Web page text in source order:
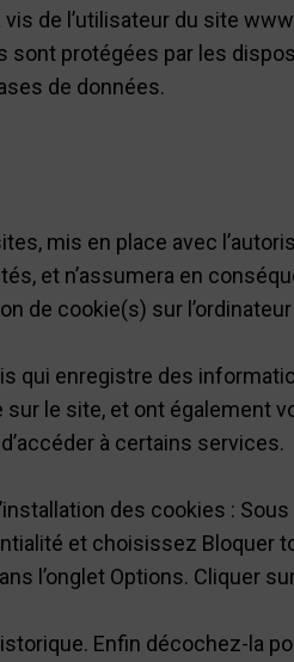
de l’utilisateur du site
sont protégées par les
de données.
mis en place avec
et n’assumera en
de cookie(s) sur l’ordinateur
qui enregistre des
le site, et ont également
à certains services.
des cookies :
et choisissez Bloquer
l’onglet Options. Cliquer
Enfin décochez-la